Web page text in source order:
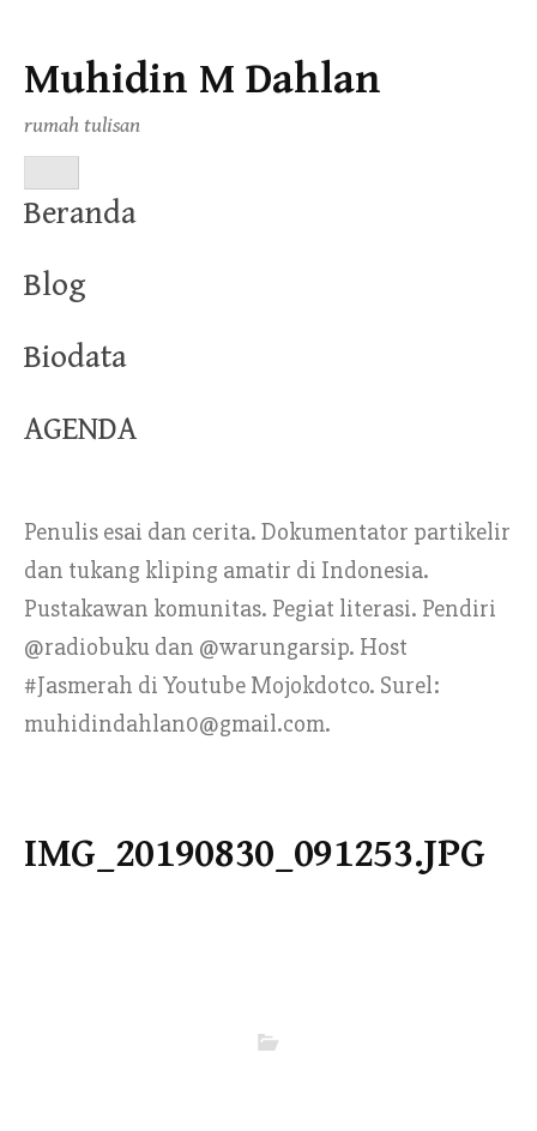
Skip
content
Muhidin M Dahlan
rumah tulisan
Beranda
Blog
Biodata
AGENDA
Penulis esai dan cerita. Dokumentator partikelir
dan tukang kliping amatir di Indonesia.
Pustakawan komunitas. Pegiat literasi. Pendiri
@radiobuku dan @warungarsip. Host
#Jasmerah di Youtube Mojokdotco. Surel:
muhidindahlan0@gmail.com.
IMG_20190830_091253.JPG